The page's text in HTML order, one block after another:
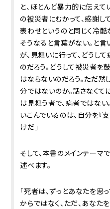
と、ほとんど暴力的に伝えて
の被災者にむかって、感謝し
表わせというのと同じく冷酷
そうなると言葉がない。と
が、見舞いに行って、どうし
のだろう。どうして被災者を
はならないのだろう。ただ黙
分ではないのか。話さなく
は見舞う者で、病者ではな
いこんでいるのは、自分を『
けだ」
そして、本書のメインテーマ
述べます。
「死者は、ずっとあなたを思
からではなく、ただ、あなた